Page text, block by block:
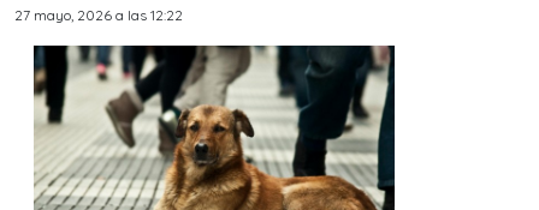
27 mayo, 2026 a las 12:22